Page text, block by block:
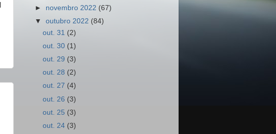
► novembro 2022 (67)
▼outubro 2022 (84)
out. 31 (2)
out. 30 (1)
out. 29 (3)
out. 28 (2)
out. 27 (4)
out. 26 (3)
out. 25 (3)
out. 24 (3)